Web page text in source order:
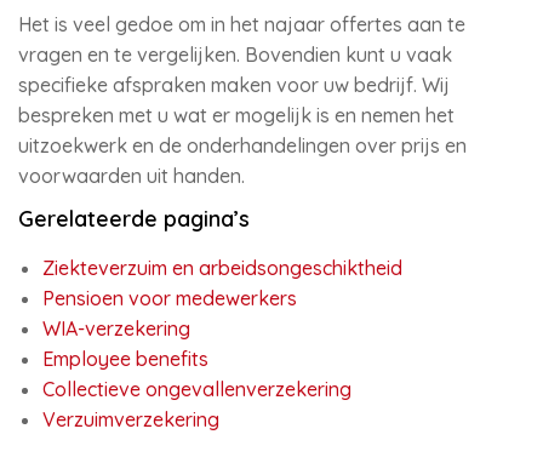
Het is veel gedoe om in het najaar offertes aan te
vragen en te vergelijken. Bovendien kunt u vaak
specifieke afspraken maken voor uw bedrijf. Wij
bespreken met u wat er mogelijk is en nemen het
uitzoekwerk en de onderhandelingen over prijs en
voorwaarden uit handen.
Gerelateerde pagina’s
Ziekteverzuim en arbeidsongeschiktheid
Pensioen voor medewerkers
WIA-verzekering
Employee benefits
Collectieve ongevallenverzekering
Verzuimverzekering